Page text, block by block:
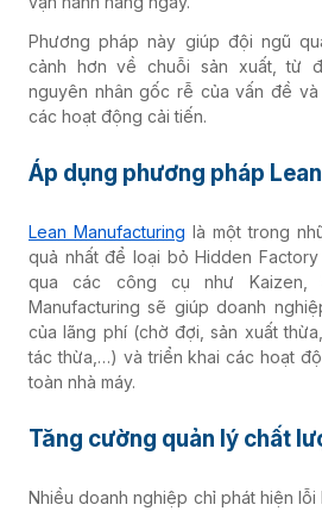
Phương pháp này giúp đội ngũ
cảnh hơn về chuỗi sản xuất, từ
nguyên nhân gốc rễ của vấn đề
các hoạt động cải tiến.
Áp dụng phương pháp
Lean Manufacturing là một trong
quả nhất để loại bỏ Hidden
qua các công cụ như Kaizen,
Manufacturing sẽ giúp doanh
của lãng phí (chờ đợi, sản xuất
tác thừa,…) và triển khai các hoạt
toàn nhà máy.
Tăng cường quản lý chất
Nhiều doanh nghiệp chỉ phát hiện